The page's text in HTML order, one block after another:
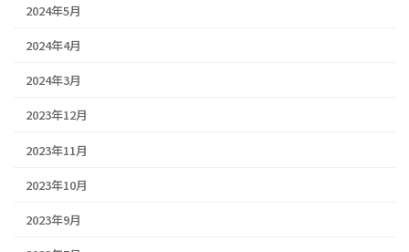
2024年5月
2024年4月
2024年3月
2023年12月
2023年11月
2023年10月
2023年9月